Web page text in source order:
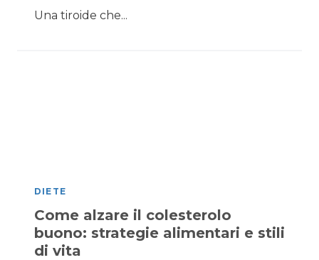
Una tiroide che...
DIETE
Come alzare il colesterolo
buono: strategie alimentari e stili
di vita